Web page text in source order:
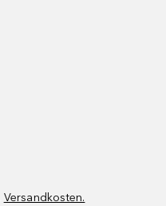
Versandkosten.